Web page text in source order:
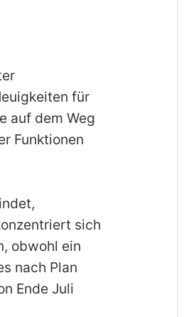
für
auf dem Weg
Funktionen
sich
obwohl ein
nach Plan
Ende Juli